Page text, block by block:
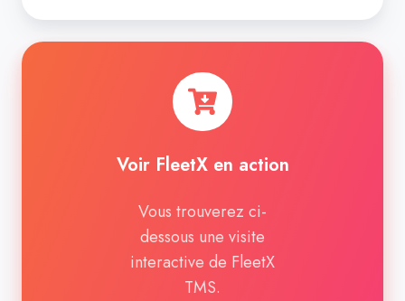
Voir FleetX en action
Vous trouverez ci-
dessous une visite
interactive de FleetX
TMS.
FleetX
en
action